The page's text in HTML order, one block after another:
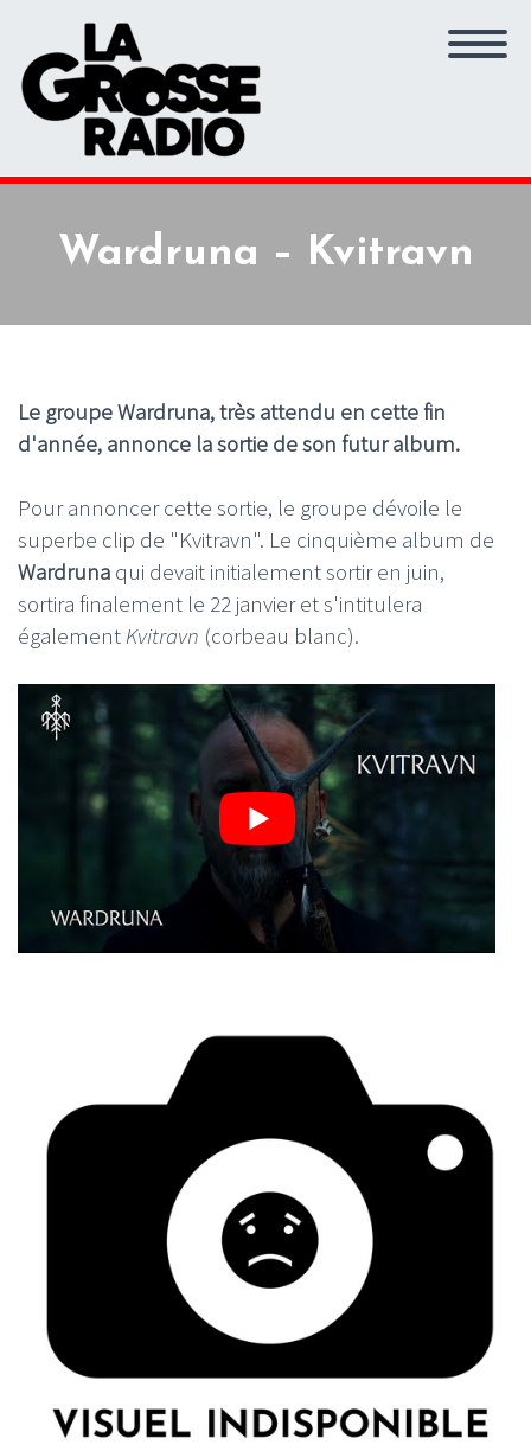
Wardruna – Kvitravn
Le groupe Wardruna, très attendu en cette fin
d'année, annonce la sortie de son futur album.
Pour annoncer cette sortie, le groupe dévoile le
superbe clip de "Kvitravn". Le cinquième album de
Wardruna qui devait initialement sortir en juin,
sortira finalement le 22 janvier et s'intitulera
égalementKvitravn (corbeau blanc).